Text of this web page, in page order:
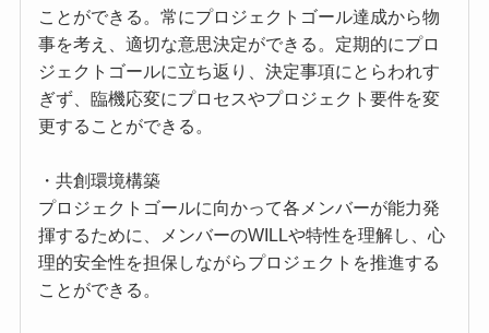
ことができる。常にプロジェクトゴール達成から物
事を考え、適切な意思決定ができる。定期的にプロ
ジェクトゴールに立ち返り、決定事項にとらわれす
ぎず、臨機応変にプロセスやプロジェクト要件を変
更することができる。
・共創環境構築
プロジェクトゴールに向かって各メンバーが能力発
揮するために、メンバーのWILLや特性を理解し、心
理的安全性を担保しながらプロジェクトを推進する
ことができる。